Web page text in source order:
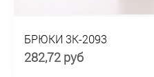
БРЮКИ 3К-2093
282,72 руб